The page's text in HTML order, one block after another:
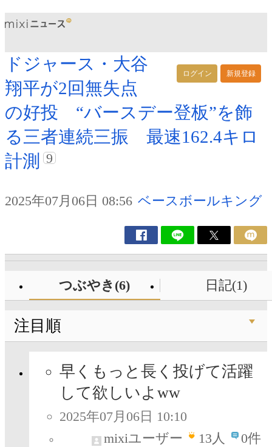
ログイン 新規登録
ドジャース・大谷
翔平が2回無失点
の好投 “バースデー登板”を飾
る三者連続三振 最速162.4キロ
計測
9
2025年07月06日 08:56 ベースボールキング
つぶやき(6) 日記(1)
注目順
早くもっと長く投げて活躍
して欲しいよww
2025年07月06日 10:10
mixiユーザー
13人 0件